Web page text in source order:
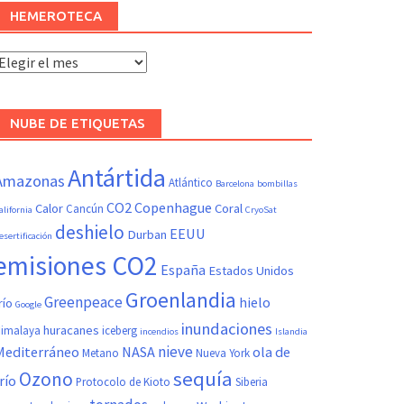
HEMEROTECA
Hemeroteca
NUBE DE ETIQUETAS
Antártida Atlántico Barcelona bombillas
Calor Cancún CO2Copenhague Coral CryoSat
deshielo Durban EEUU
CO2 España Estados Unidos
Google GreenpeaceGroenlandia hielo
huracanes iceberg incendios inundaciones Islandia
Metano NASA nieveNueva Yorkola de
Ozono Protocolo de Kioto sequía Siberia